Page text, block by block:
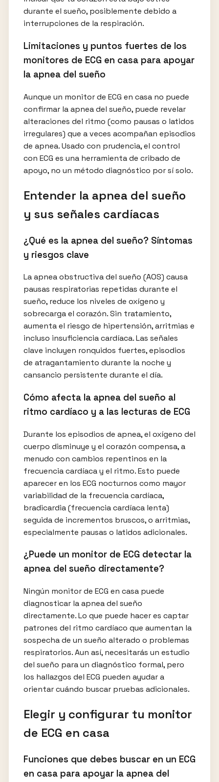
durante el sueño, posiblemente debido a
interrupciones de la respiración.
Limitaciones y puntos fuertes de los
monitores de ECG en casa para apoyar
la apnea del sueño
Aunque un monitor de ECG en casa no puede
confirmar la apnea del sueño, puede revelar
alteraciones del ritmo (como pausas o latidos
irregulares) que a veces acompañan episodios
de apnea. Usado con prudencia, el control
con ECG es una herramienta de cribado de
apoyo, no un método diagnóstico por sí solo.
Entender la apnea del sueño
y sus señales cardíacas
¿Qué es la apnea del sueño? Síntomas
y riesgos clave
La apnea obstructiva del sueño (AOS) causa
pausas respiratorias repetidas durante el
sueño, reduce los niveles de oxígeno y
sobrecarga el corazón. Sin tratamiento,
aumenta el riesgo de hipertensión, arritmias e
incluso insuficiencia cardíaca. Las señales
clave incluyen ronquidos fuertes, episodios
de atragantamiento durante la noche y
cansancio persistente durante el día.
Cómo afecta la apnea del sueño al
ritmo cardíaco y a las lecturas de ECG
Durante los episodios de apnea, el oxígeno del
cuerpo disminuye y el corazón compensa, a
menudo con cambios repentinos en la
frecuencia cardíaca y el ritmo. Esto puede
aparecer en los ECG nocturnos como mayor
variabilidad de la frecuencia cardíaca,
bradicardia (frecuencia cardíaca lenta)
seguida de incrementos bruscos, o arritmias,
especialmente pausas o latidos adicionales.
¿Puede un monitor de ECG detectar la
apnea del sueño directamente?
Ningún monitor de ECG en casa puede
diagnosticar la apnea del sueño
directamente. Lo que puede hacer es captar
patrones del ritmo cardíaco que aumentan la
sospecha de un sueño alterado o problemas
respiratorios. Aun así, necesitarás un estudio
del sueño para un diagnóstico formal, pero
los hallazgos del ECG pueden ayudar a
orientar cuándo buscar pruebas adicionales.
Elegir y configurar tu monitor
de ECG en casa
Funciones que debes buscar en un ECG
en casa para apoyar la apnea del